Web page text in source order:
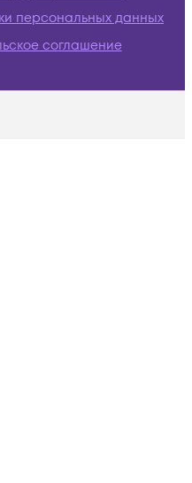
персональных данных
соглашение